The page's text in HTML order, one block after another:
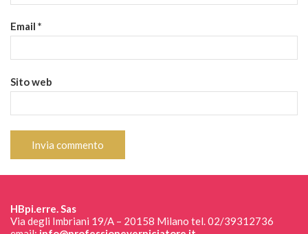
Email *
Sito web
HBpi.erre. Sas
Via degli Imbriani 19/A – 20158 Milano tel. 02/39312736